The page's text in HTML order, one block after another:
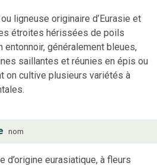
ligneuse originaire d’Eurasie et
étroites hérissées de poils
entonnoir, généralement bleues,
saillantes et réunies en épis ou
on cultive plusieurs variétés à
nom
d’origine eurasiatique, à fleurs